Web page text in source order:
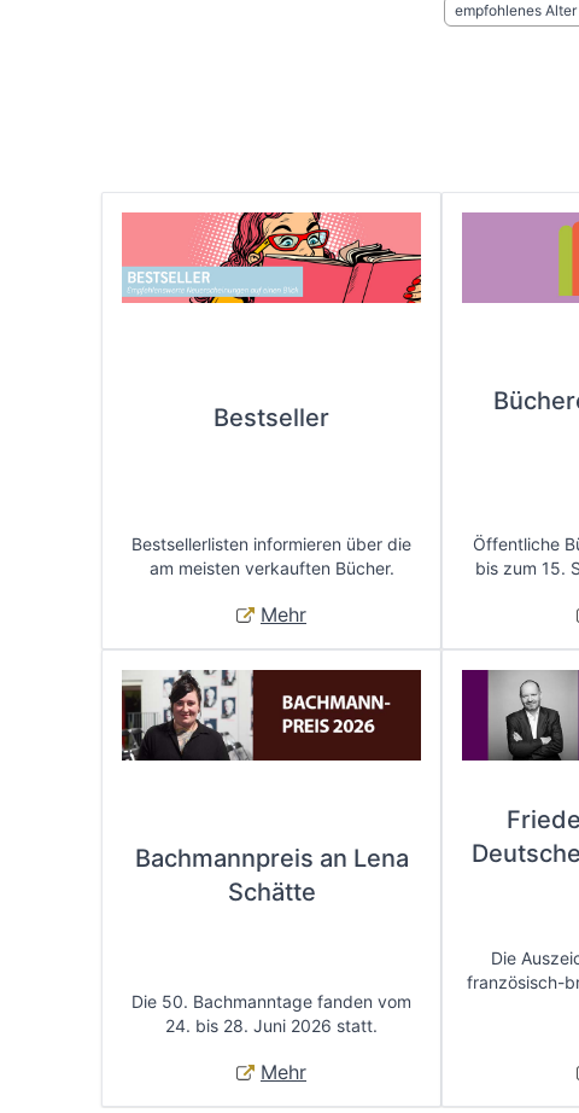
empfohlenes Alter
Bestseller
Bestsellerlisten informieren über die
am meisten verkauften Bücher.
Mehr
Öffentliche
bis zum 15.
Bachmannpreis an Lena
Schätte
Die 50. Bachmanntage fanden vom
24. bis 28. Juni 2026 statt.
Mehr
Die
französisch-